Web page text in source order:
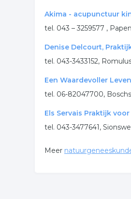
Akima - acupunctuur
tel. 043 – 3259577 ,
Denise Delcourt,
tel. 043-3433152,
Een Waardevoller Leven
tel. 06-82047700,
Els Servais Praktijk
tel. 043-3477641,
Meer